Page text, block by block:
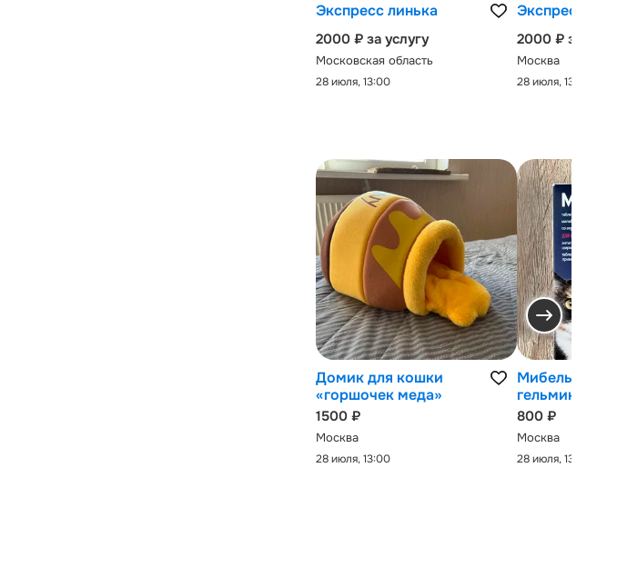
Экспресс линька
2000 ₽ за услугу
Московская область
28 июля, 13:00
Экспресс-
2000 ₽ за
Москва
28 июля, 13:00
Домик для кошки
«горшочек меда»
1500 ₽
Москва
28 июля, 13:00
Мибельмакс
гельминтов
800 ₽
Москва
28 июля, 13:00